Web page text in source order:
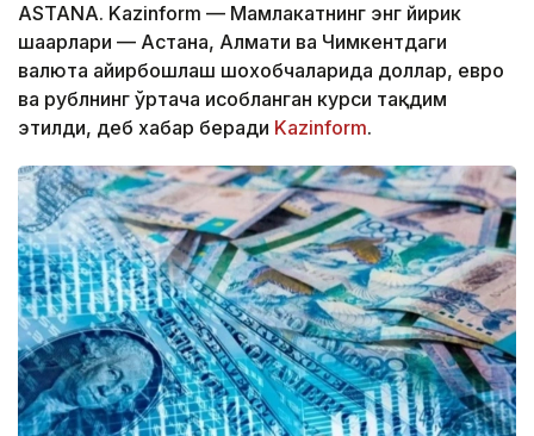
ASTANA. Kazinform — Мамлакатнинг энг йирик
шаҳарлари — Астана, Алмати ва Чимкентдаги
валюта айирбошлаш шохобчаларида доллар, евро
ва рублнинг ўртача ҳисобланган курси тақдим
этилди, деб хабар беради Kazinform.